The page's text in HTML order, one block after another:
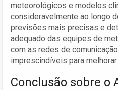
meteorológicos e modelos
consideravelmente ao longo
previsões mais precisas e
adequado das equipes de
com as redes de
imprescindíveis para
Conclusão sobre o